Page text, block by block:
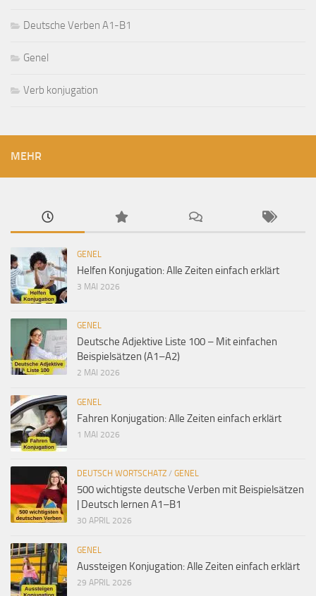
Deutsche Verben A1-B1
Genel
Verb konjugation
MEHR
GENEL
Helfen Konjugation: Alle Zeiten einfach erklärt
3 MAI 2026
GENEL
Deutsche Adjektive Liste 100 – Mit einfachen
Beispielsätzen (A1–A2)
2 MAI 2026
GENEL
Fahren Konjugation: Alle Zeiten einfach erklärt
1 MAI 2026
DEUTSCH WORTSCHATZ / GENEL
500 wichtigste deutsche Verben mit Beispielsätzen
| Deutsch lernen A1–B1
30 APRIL 2026
GENEL
Aussteigen Konjugation: Alle Zeiten einfach erklärt
29 APRIL 2026